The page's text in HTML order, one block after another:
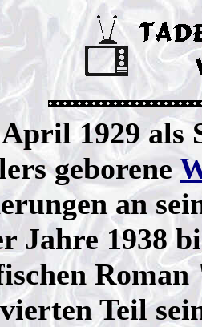
1929 als
geborene
an
Jahre 1938
Roman
Teil